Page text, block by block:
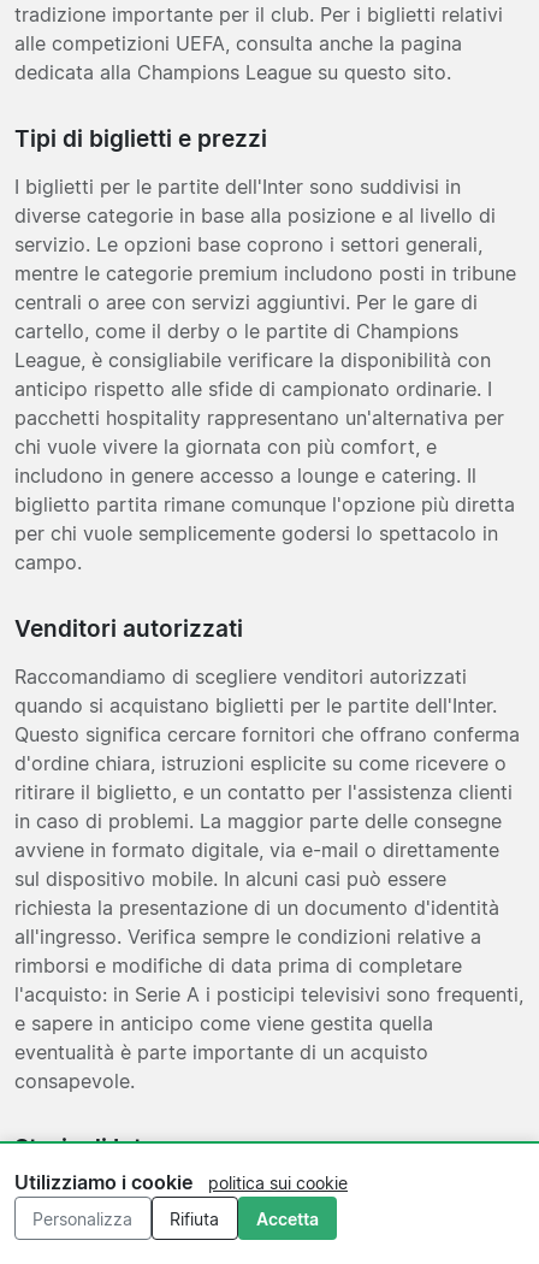
tradizione importante per il club. Per i biglietti relativi
alle competizioni UEFA, consulta anche la pagina
dedicata alla Champions League su questo sito.
Tipi di biglietti e prezzi
I biglietti per le partite dell'Inter sono suddivisi in
diverse categorie in base alla posizione e al livello di
servizio. Le opzioni base coprono i settori generali,
mentre le categorie premium includono posti in tribune
centrali o aree con servizi aggiuntivi. Per le gare di
cartello, come il derby o le partite di Champions
League, è consigliabile verificare la disponibilità con
anticipo rispetto alle sfide di campionato ordinarie. I
pacchetti hospitality rappresentano un'alternativa per
chi vuole vivere la giornata con più comfort, e
includono in genere accesso a lounge e catering. Il
biglietto partita rimane comunque l'opzione più diretta
per chi vuole semplicemente godersi lo spettacolo in
campo.
Venditori autorizzati
Raccomandiamo di scegliere venditori autorizzati
quando si acquistano biglietti per le partite dell'Inter.
Questo significa cercare fornitori che offrano conferma
d'ordine chiara, istruzioni esplicite su come ricevere o
ritirare il biglietto, e un contatto per l'assistenza clienti
in caso di problemi. La maggior parte delle consegne
avviene in formato digitale, via e-mail o direttamente
sul dispositivo mobile. In alcuni casi può essere
richiesta la presentazione di un documento d'identità
all'ingresso. Verifica sempre le condizioni relative a
rimborsi e modifiche di data prima di completare
l'acquisto: in Serie A i posticipi televisivi sono frequenti,
e sapere in anticipo come viene gestita quella
eventualità è parte importante di un acquisto
consapevole.
Storia di Inter
Fondata nel 1908 da un gruppo di soci dell'allora
Football Club Milano che volevano aprire il club ai
Utilizziamo i cookie
politica sui cookie
Personalizza
Rifiuta Accetta